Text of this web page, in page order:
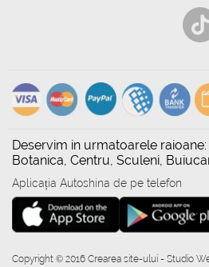
Deservim in urmatoarele raioane:
Botanica, Centru, Sculeni,
Aplicația Autoshina de pe telefon
Copyright © 2016 Crearea site-ului - Studio